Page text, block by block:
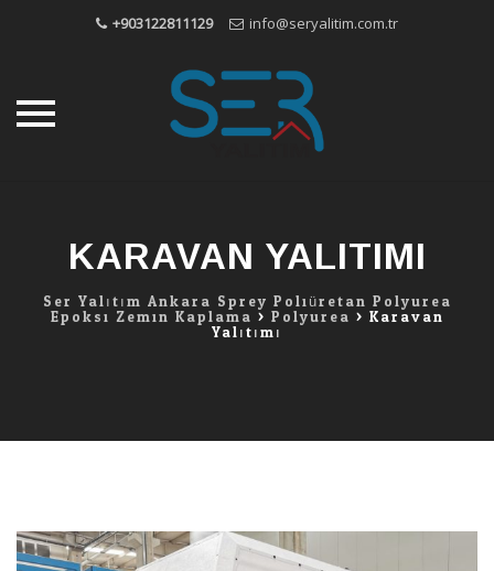
+903122811129 info@seryalitim.com.tr
KARAVAN YALITIMI
Ser Yalıtım Ankara Sprey Poliüretan Polyurea
Epoksi Zemin Kaplama > Polyurea > Karavan
Yalıtımı